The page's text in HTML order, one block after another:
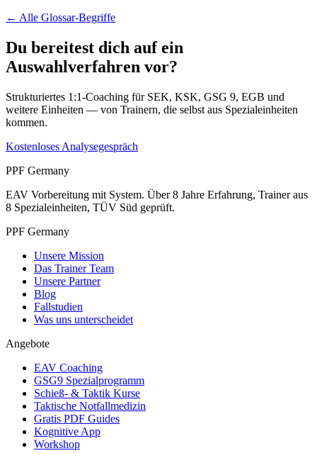
← Alle Glossar-Begriffe
Du bereitest dich auf ein
Auswahlverfahren vor?
Strukturiertes 1:1-Coaching für SEK, KSK, GSG 9, EGB und
weitere Einheiten — von Trainern, die selbst aus Spezialeinheiten
kommen.
Kostenloses Analysegespräch
PPF Germany
EAV Vorbereitung mit System. Über 8 Jahre Erfahrung, Trainer aus
8 Spezialeinheiten, TÜV Süd geprüft.
PPF Germany
Unsere Mission
Das Trainer Team
Unsere Partner
Blog
Fallstudien
Was uns unterscheidet
Angebote
EAV Coaching
GSG9 Spezialprogramm
Schieß- & Taktik Kurse
Taktische Notfallmedizin
Gratis PDF Guides
Kognitive App
Workshop